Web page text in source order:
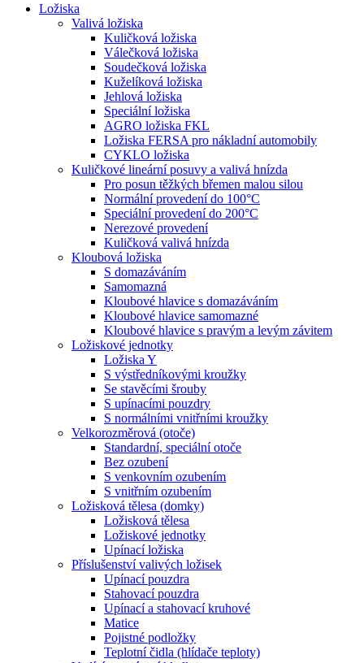
Ložiska
Valivá ložiska
Kuličková ložiska
Válečková ložiska
Soudečková ložiska
Kuželíková ložiska
Jehlová ložiska
Speciální ložiska
AGRO ložiska FKL
Ložiska FERSA pro nákladní automobily
CYKLO ložiska
Kuličkové lineární posuvy a valivá hnízda
Pro posun těžkých břemen malou silou
Normální provedení do 100°C
Speciální provedení do 200°C
Nerezové provedení
Kuličková valivá hnízda
Kloubová ložiska
S domazáváním
Samomazná
Kloubové hlavice s domazáváním
Kloubové hlavice samomazné
Kloubové hlavice s pravým a levým závitem
Ložiskové jednotky
Ložiska Y
S výstředníkovými kroužky
Se stavěcími šrouby
S upínacími pouzdry
S normálními vnitřními kroužky
Velkorozměrová (otoče)
Standardní, speciální otoče
Bez ozubení
S venkovním ozubením
S vnitřním ozubením
Ložisková tělesa (domky)
Ložisková tělesa
Ložiskové jednotky
Upínací ložiska
Příslušenství valivých ložisek
Upínací pouzdra
Stahovací pouzdra
Upínací a stahovací kruhové
Matice
Pojistné podložky
Teplotní čidla (hlídače teploty)